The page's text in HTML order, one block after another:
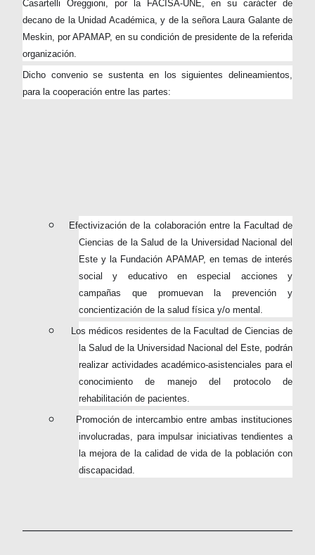
Casartelli Oreggioni, por la FACISA-UNE, en su carácter de
decano de la Unidad Académica, y de la señora Laura Galante de
Meskin, por APAMAP, en su condición de presidente de la referida
organización.
Dicho convenio se sustenta en los siguientes delineamientos,
para la cooperación entre las partes:
Efectivización de la colaboración entre la Facultad de
Ciencias de la Salud de la Universidad Nacional del
Este y la Fundación APAMAP, en temas de interés
social y educativo en especial acciones y
campañas que promuevan la prevención y
concientización de la salud física y/o mental.
Los médicos residentes de la Facultad de Ciencias de
la Salud de la Universidad Nacional del Este, podrán
realizar actividades académico-asistenciales para el
conocimiento de manejo del protocolo de
rehabilitación de pacientes.
Promoción de intercambio entre ambas instituciones
involucradas, para impulsar iniciativas tendientes a
la mejora de la calidad de vida de la población con
discapacidad.